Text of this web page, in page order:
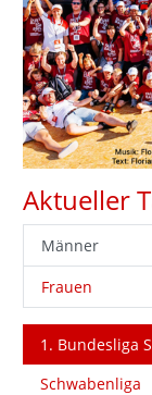
Aktueller
Männer
Frauen
1. Bundesliga
Schwabenliga